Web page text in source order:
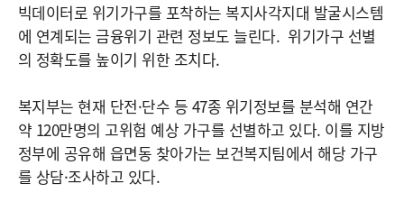
빅데이터로 위기가구를 포착하는 복지사각지대 발굴시스템
에 연계되는 금융위기 관련 정보도 늘린다. 위기가구 선별
의 정확도를 높이기 위한 조치다.
복지부는 현재 단전·단수 등 47종 위기정보를 분석해 연간
약 120만명의 고위험 예상 가구를 선별하고 있다. 이를 지방
정부에 공유해 읍면동 찾아가는 보건복지팀에서 해당 가구
를 상담·조사하고 있다.